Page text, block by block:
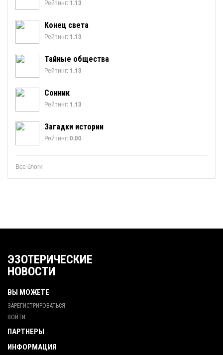
Рейтинг: 1.13
Конец света
Рейтинг: 1.13
Тайные общества
Рейтинг: 1.13
Сонник
Рейтинг: 1.13
Загадки истории
Рейтинг:0.00
Все блоги
ЭЗОТЕРИЧЕСКИЕ
НОВОСТИ
ВЫ МОЖЕТЕ
ЗАРЕГИСТРИРОВАТЬСЯ
ВОЙТИ
ПАРТНЕРЫ
ИНФОРМАЦИЯ